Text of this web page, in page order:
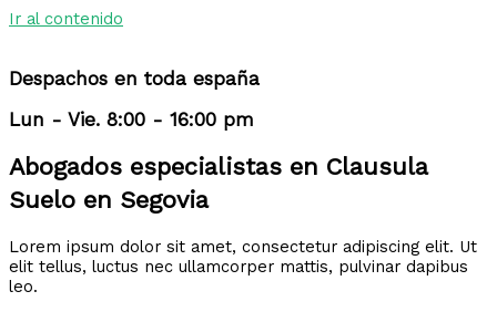
Ir al contenido
Despachos en toda españa
Lun - Vie. 8:00 - 16:00 pm
Abogados especialistas en Clausula
Suelo en Segovia
Lorem ipsum dolor sit amet, consectetur adipiscing elit. Ut
elit tellus, luctus nec ullamcorper mattis, pulvinar dapibus
leo.